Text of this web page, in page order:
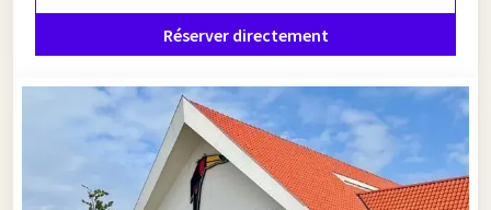
chaleureux, afin que vous puissiez profiter d'un court séjour
Van der Valk Groningen
Chez Van der Valk, vous trouverez toujours un hôtel à
Réserver directement